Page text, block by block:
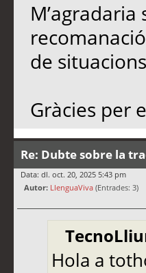
de
Gràcies per
Re: Dubte sobre la
Data: dl. oct. 20, 2025 5:43 pm
Autor: LlenguaViva (Entrades: 3)
Hola a